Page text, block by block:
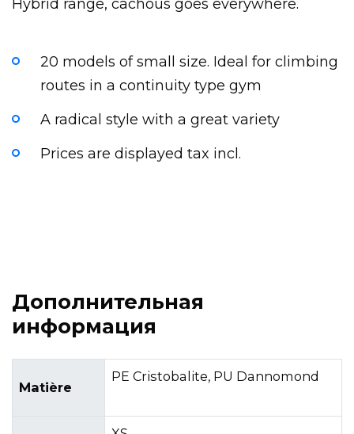
Hybrid range, cachous goes everywhere.
20 models of small size. Ideal for climbing
routes in a continuity type gym
A radical style with a great variety
Prices are displayed tax incl.
Дополнительная
информация
Matière
PE Cristobalite, PU Dannomond